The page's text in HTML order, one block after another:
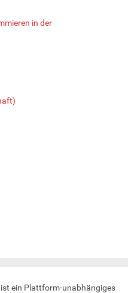
in der
ein Plattform-unabhängiges